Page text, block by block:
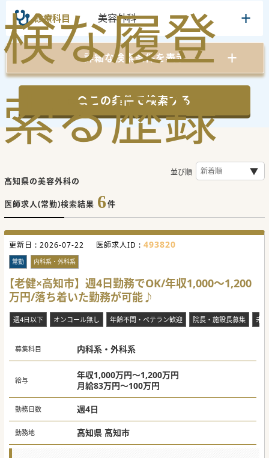
検
索
な
る
履
歴
登
録
診療科目 美容外科
詳細な検索条件を表示
この条件で検索する
高知県の美容外科の
医師求人(常勤)検索結果 6件
並び順
更新日 : 2026-07-22 医師求人ID : 493820
常勤 内科系・外科系
【老健×高知市】週4日勤務でOK/年収1,000～1,200
万円/落ち着いた勤務が可能♪
週4日以下 オンコール無し 年齢不問・ベテラン歓迎 院長・施設長募集 未
募集科目 内科系・外科系
給与
年収1,000万円～1,200万円
月給83万円～100万円
勤務日数 週4日
勤務地 高知県 高知市